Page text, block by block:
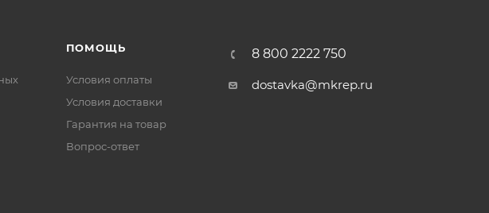
ПОМОЩЬ
Условия оплаты
Условия доставки
Гарантия на товар
Вопрос-ответ
8 800 2222 750
dostavka@mkrep.ru